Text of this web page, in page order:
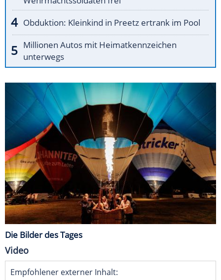
Obduktion: Kleinkind in Preetz ertrank im Pool
Millionen Autos mit Heimatkennzeichen
unterwegs
Die Bilder des Tages
Video
Empfohlener externer Inhalt: